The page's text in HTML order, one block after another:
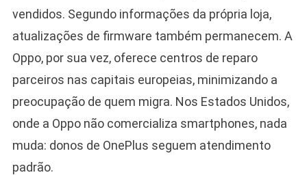
vendidos. Segundo informações da própria loja,
atualizações de firmware também permanecem. A
Oppo, por sua vez, oferece centros de reparo
parceiros nas capitais europeias, minimizando a
preocupação de quem migra. Nos Estados Unidos,
onde a Oppo não comercializa smartphones, nada
muda: donos de OnePlus seguem atendimento
padrão.